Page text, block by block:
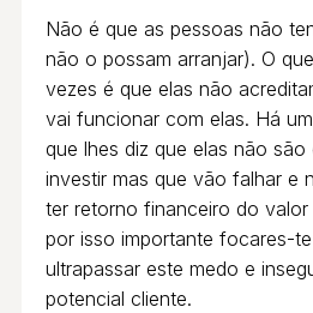
Não é que as pessoas não
não o possam arranjar). O
vezes é que elas não
vai funcionar com elas. Há
que lhes diz que elas não
investir mas que vão falhar e
ter retorno financeiro do valor
por isso importante focares-
ultrapassar este medo e
potencial cliente.